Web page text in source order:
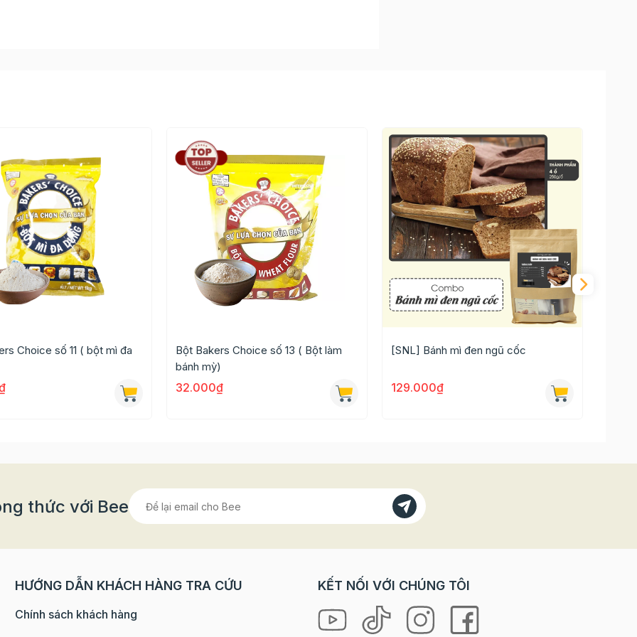
canh...không thể thiếu loại bột nguyên liệu này. Bột năng
biến món ăn Á – Âu trong nhà hàng hoặc trong gia đình với
da lợn, hạt lựu, kem lạnh, bánh lá gai…
gạo và bột bắp.
bột khoai để nấu chè…
hệ: 0902 160 08
Choice số 11 ( bột mì đa
Bột Bakers Choice số 13 ( Bột làm
bánh mỳ)
32.000₫
[SNL] Bánh mì đen ngũ cốc
129.000₫
thức với Bee
HƯỚNG DẪN KHÁCH HÀNG TRA CỨU
Chính sách khách hàng
KẾT NỐI VỚI CHÚNG TÔI